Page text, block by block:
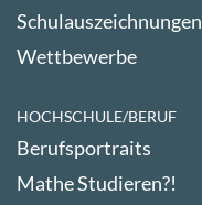
Schulauszeichnungen
Wettbewerbe
HOCHSCHULE/BERUF
Berufsportraits
Mathe Studieren?!